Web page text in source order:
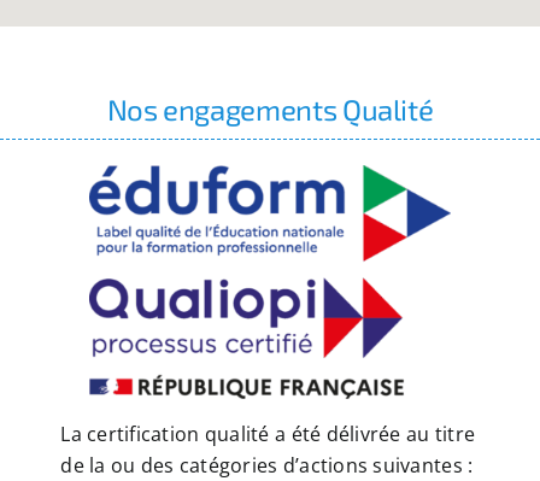
Nos engagements Qualité
La certification qualité a été délivrée au titre
de la ou des catégories d’actions suivantes :